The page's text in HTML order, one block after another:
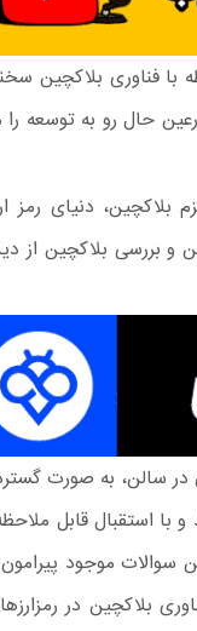
فناوری بلاکچین
حال رو به توسعه را
بلاکچین، دنیای رمز
و بررسی بلاکچین از
سالن، به صورت
استقبال قابل
سوالات موجود
بلاکچین در